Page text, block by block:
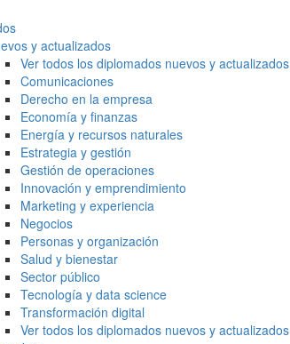
y actualizados
Ver todos los diplomados nuevos y actualizados
Comunicaciones
Derecho en la empresa
Economía y finanzas
Energía y recursos naturales
Estrategia y gestión
Gestión de operaciones
Innovación y emprendimiento
Marketing y experiencia
Negocios
Personas y organización
Salud y bienestar
Sector público
Tecnología y data science
Transformación digital
Ver todos los diplomados nuevos y actualizados